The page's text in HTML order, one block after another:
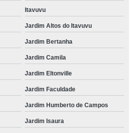
Itavuvu
Jardim Altos do Itavuvu
Jardim Bertanha
Jardim Camila
Jardim Eltonville
Jardim Faculdade
Jardim Humberto de Campos
Jardim Isaura